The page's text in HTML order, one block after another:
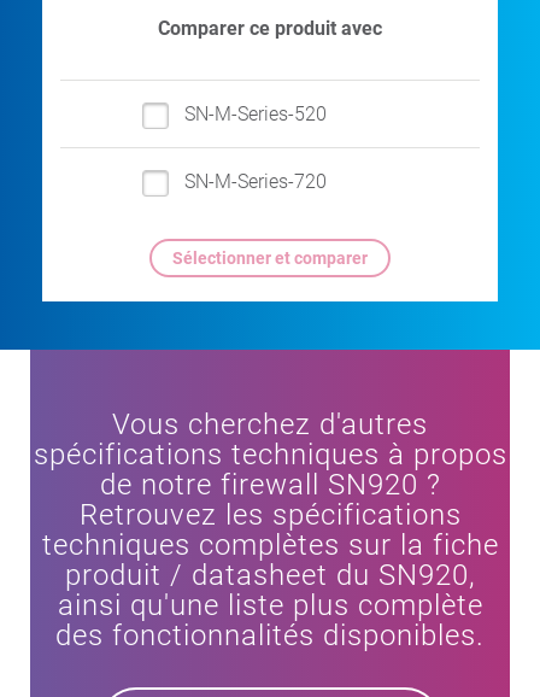
Comparer ce produit avec
SN-M-Series-520
SN-M-Series-720
Vous cherchez d'autres
spécifications techniques à propos
de notre firewall SN920 ?
Retrouvez les spécifications
techniques complètes sur la fiche
produit / datasheet du SN920,
ainsi qu'une liste plus complète
des fonctionnalités disponibles.